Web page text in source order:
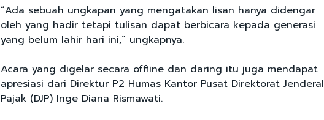
“Ada sebuah ungkapan yang mengatakan lisan hanya didengar
oleh yang hadir tetapi tulisan dapat berbicara kepada generasi
yang belum lahir hari ini,” ungkapnya.
Acara yang digelar secara offline dan daring itu juga mendapat
apresiasi dari Direktur P2 Humas Kantor Pusat Direktorat Jenderal
Pajak (DJP) Inge Diana Rismawati.